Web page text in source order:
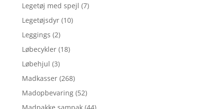
Legetøj med spejl (7)
Legetøjsdyr (10)
Leggings (2)
Løbecykler (18)
Løbehjul (3)
Madkasser (268)
Madopbevaring (52)